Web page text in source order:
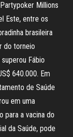
Millions
Este, entre os
brasileira
do torneio
Fábio
640.000. Em
de Saúde
em uma
para a vacina do
da Saúde, pode